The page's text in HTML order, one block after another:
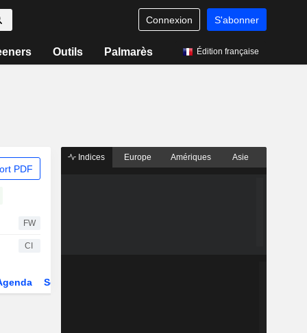
Connexion S'abonner
Outils Palmarès Édition française
PDF
FW
CI
Secteur
Indices Europe Amériques Asie